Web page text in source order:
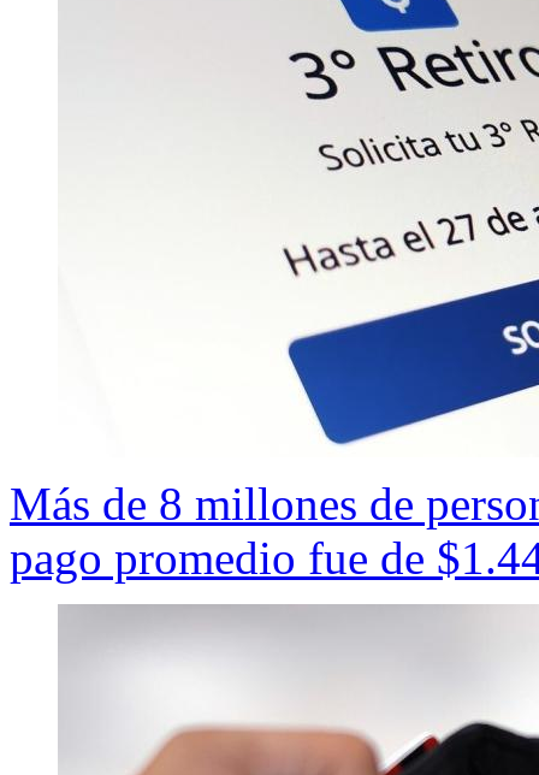
Más de 8 millones de
pago promedio fue de